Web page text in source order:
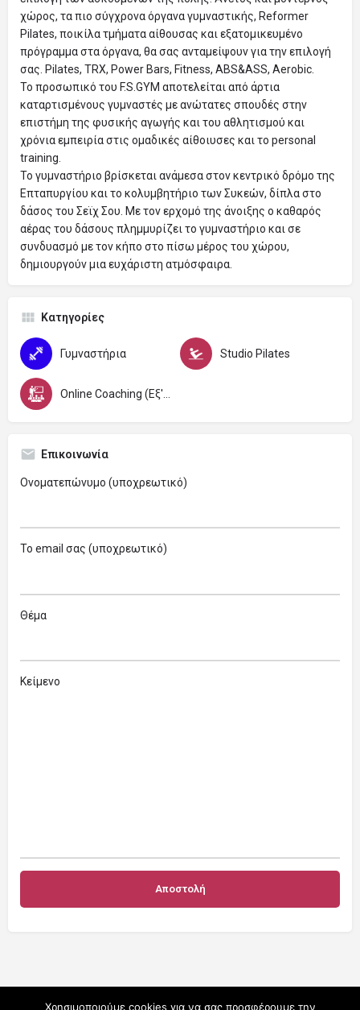
χώρος, τα πιο σύγχρονα όργανα γυμναστικής, Reformer
Pilates, ποικίλα τμήματα αίθουσας και εξατομικευμένο
πρόγραμμα στα όργανα, θα σας ανταμείψουν για την επιλογή
σας. Pilates, TRX, Power Bars, Fitness, ABS&ASS, Aerobic.
Το προσωπικό του F.S.GYM αποτελείται από άρτια
καταρτισμένους γυμναστές με ανώτατες σπουδές στην
επιστήμη της φυσικής αγωγής και του αθλητισμού και
χρόνια εμπειρία στις ομαδικές αίθοιυσες και το personal
training.
Το γυμναστήριο βρίσκεται ανάμεσα στον κεντρικό δρόμο της
Επταπυργίου και το κολυμβητήριο των Συκεών, δίπλα στο
δάσος του Σεϊχ Σου. Με τον ερχομό της άνοιξης ο καθαρός
αέρας του δάσους πλημμυρίζει το γυμναστήριο και σε
συνδυασμό με τον κήπο στο πίσω μέρος του χώρου,
δημιουργούν μια ευχάριστη ατμόσφαιρα.
Κατηγορίες
Γυμναστήρια Studio Pilates
Επικοινωνία
Ονοματεπώνυμο (υποχρεωτικό)
Το email σας (υποχρεωτικό)
Θέμα
Κείμενο
Χρησιμοποιούμε cookies για να σας προσφέρουμε την